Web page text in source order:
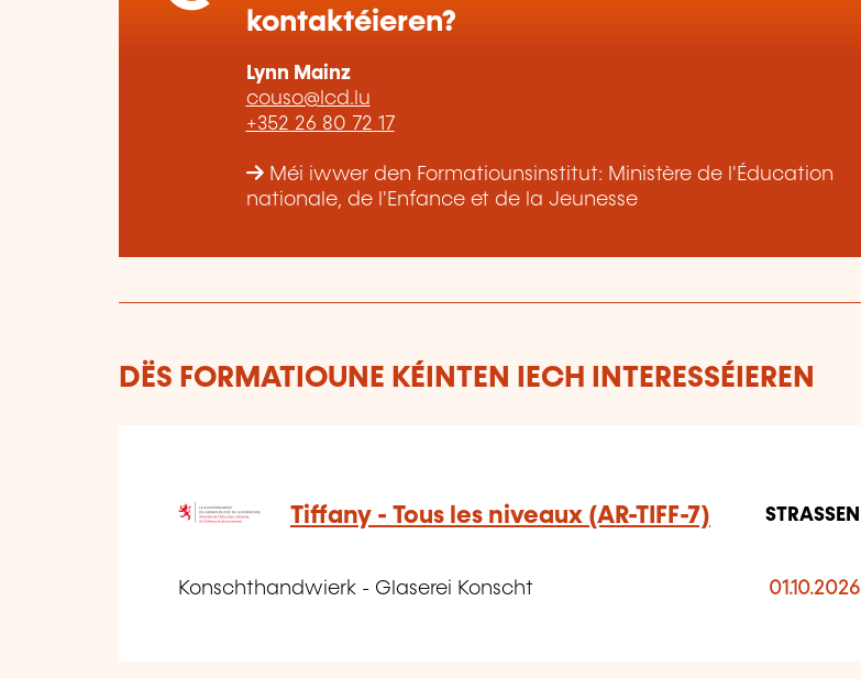
kontaktéieren?
Lynn Mainz
couso@lcd.lu
+352 26 80 72 17
Méi iwwer den Formatiounsinstitut: Ministère de l'Éducation
nationale, de l'Enfance et de la Jeunesse
DËS FORMATIOUNE KÉINTEN IECH INTERESSÉIEREN
Tiffany - Tous les niveaux (AR-TIFF-7) STRASSEN
Konschthandwierk - Glaserei Konscht 01.10.2026